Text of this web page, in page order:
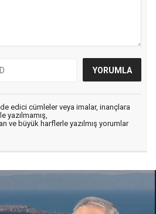
edici cümleler veya imalar, inançlara
yazılmamış,
ve büyük harflerle yazılmış yorumlar